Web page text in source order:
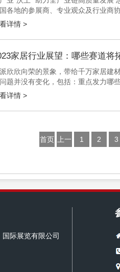
各地的参展商、专业观众及行业商
未来发展的信心。 山东好乐家住宅
详情 >
家居行业展望：哪些赛道将
欣欣向荣的景象，带给千万家居建
题并没有变化，包括：重点发力哪
装饰工程、房产商们来讲，则是如
详情 >
首页
上一
1 2 3
际展览有限公司